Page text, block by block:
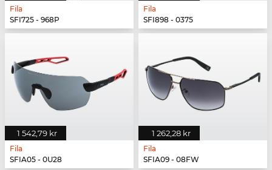
Fila
SFI725 - 968P
Fila
SFI898 - 0375
1 542,79 kr
Fila
SFIA05 - 0U28
1 262,28 kr
Fila
SFIA09 - 08FW